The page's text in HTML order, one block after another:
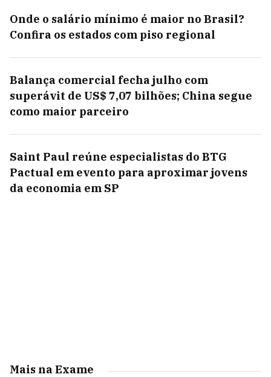
Onde o salário mínimo é maior no Brasil?
Confira os estados com piso regional
Balança comercial fecha julho com
superávit de US$ 7,07 bilhões; China segue
como maior parceiro
Saint Paul reúne especialistas do BTG
Pactual em evento para aproximar jovens
da economia em SP
Mais na Exame